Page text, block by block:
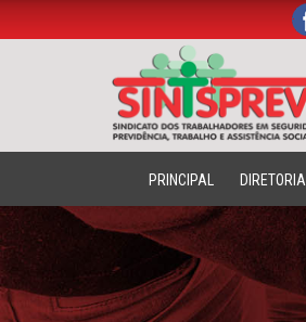
.
PRINCIPAL DIRETORIA